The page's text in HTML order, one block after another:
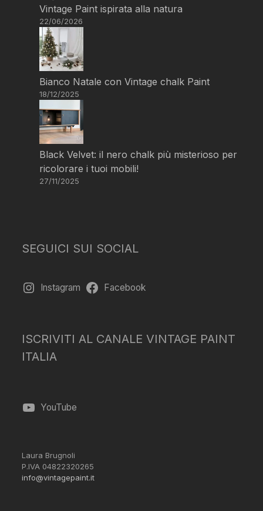
Vintage Paint ispirata alla natura
22/06/2026
Bianco Natale con Vintage chalk Paint
18/12/2025
Black Velvet: il nero chalk più misterioso per
ricolorare i tuoi mobili!
27/11/2025
SEGUICI SUI SOCIAL
Instagram Facebook
ISCRIVITI AL CANALE VINTAGE PAINT
ITALIA
YouTube
Laura Brugnoli
P.IVA 04822320265
info@vintagepaint.it